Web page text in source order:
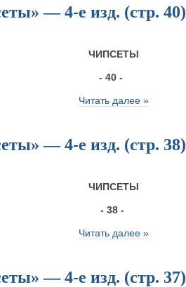
— 4-е изд. (стр. 40)
ЧИПСЕТЫ
- 40 -
Читать далее »
— 4-е изд. (стр. 38)
ЧИПСЕТЫ
- 38 -
Читать далее »
— 4-е изд. (стр. 37)